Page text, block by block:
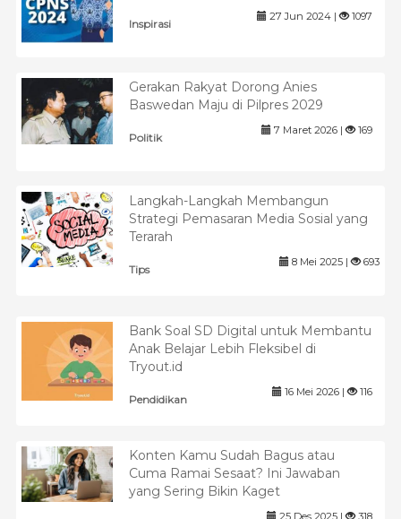
Inspirasi
27 Jun 2024 | 1097
Gerakan Rakyat Dorong Anies
Baswedan Maju di Pilpres 2029
Politik
7 Maret 2026 | 169
Langkah-Langkah Membangun
Strategi Pemasaran Media Sosial yang
Terarah
Tips
8 Mei 2025 | 693
Bank Soal SD Digital untuk Membantu
Anak Belajar Lebih Fleksibel di
Tryout.id
Pendidikan
16 Mei 2026 | 116
Konten Kamu Sudah Bagus atau
Cuma Ramai Sesaat? Ini Jawaban
yang Sering Bikin Kaget
25 Des 2025 | 318